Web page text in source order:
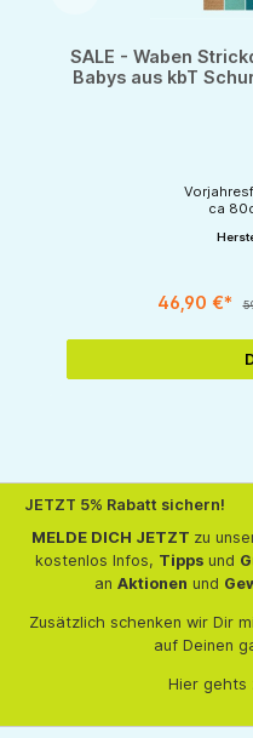
SALE - Waben
Babys aus kbT
ca
46,90 €*
JETZT 5% Rabatt sichern!
MELDE DICH JETZT zu
kostenlos Infos, Tippsund
an Aktionen und
Zusätzlich schenken wir Dir
auf Deinen
Hier gehts